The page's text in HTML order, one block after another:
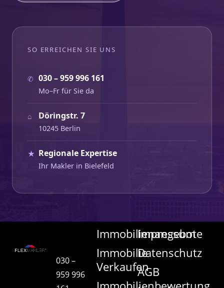
SO ERREICHEN SIE UNS
✆ 030 – 959 996 161
Mo–Fr für Sie da
⌂ Döringstr. 7
10245 Berlin
★ Regionale Expertise
Ihr Makler in Bielefeld
030 –
959 996
Immobilienangebote
Immobilie
Verkaufen
Impressum
Datenschutz
AGB